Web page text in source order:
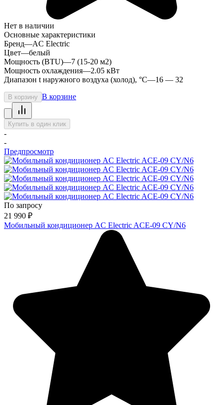
Нет в наличии
Основные характеристики
Бренд—AC Electric
Цвет—белый
Мощность (BTU)—7 (15-20 м2)
Мощность охлаждения—2.05 кВт
Диапазон t наружного воздуха (холод), °C—16 — 32
В корзину В корзине
Купить в один клик
-
-
Предпросмотр
По запросу
21 990 ₽
Мобильный кондиционер AC Electric ACE-09 CY/N6